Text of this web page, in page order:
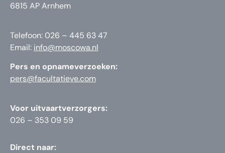
6815 AP Arnhem
Telefoon: 026 – 445 63 47
Email: info@moscowa.nl
Pers en opnameverzoeken:
pers@facultatieve.com
Voor uitvaartverzorgers:
026 – 353 09 59
Direct naar: